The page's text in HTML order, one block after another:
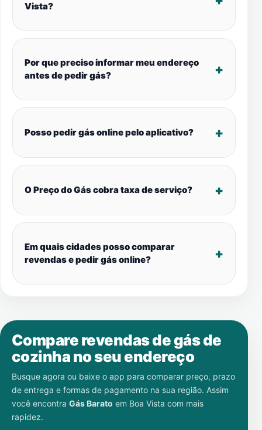
Vista?
Por que preciso informar meu endereço
antes de pedir gás?
Posso pedir gás online pelo aplicativo?
O Preço do Gás cobra taxa de serviço?
Em quais cidades posso comparar
revendas e pedir gás online?
Compare revendas de gás de
cozinha no seu endereço
Busque agora ou baixe o app para comparar preço, prazo
de entrega e formas de pagamento na sua região. Assim
você encontra Gás Barato em Boa Vista com mais
rapidez.